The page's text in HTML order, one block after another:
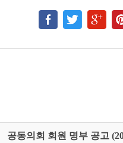
공동의회 회원 명부 공고